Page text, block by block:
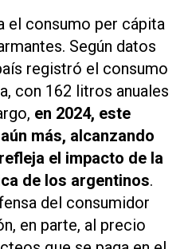
el consumo per cápita
Según datos
registró el consumo
con 162 litros anuales
en 2024, este
más, alcanzando
el impacto de la
de los argentinos.
del consumidor
en parte, al precio